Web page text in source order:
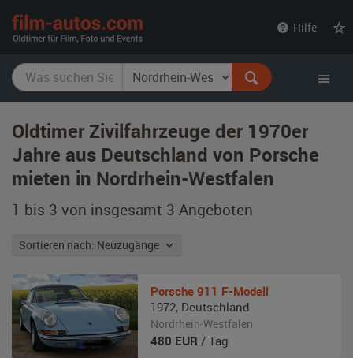
Hilfe
Oldtimer Zivilfahrzeuge der 1970er
Jahre aus Deutschland von Porsche
mieten in Nordrhein-Westfalen
1 bis 3 von insgesamt 3 Angeboten
Sortieren nach: Neuzugänge
Porsche 911 F-Modell
1972, Deutschland
Nordrhein-Westfalen
480 EUR / Tag